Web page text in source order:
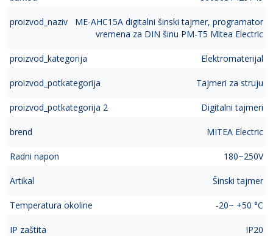
proizvod_naziv
ME-AHC15A digitalni šinski tajmer, programator
vremena za DIN šinu PM-T5 Mitea Electric
proizvod_kategorija Elektromaterijal
proizvod_potkategorija Tajmeri za struju
proizvod_potkategorija 2 Digitalni tajmeri
brend MITEA Electric
Radni napon 180~250V
Artikal Šinski tajmer
Temperatura okoline -20~ +50 °C
IP zaštita IP20